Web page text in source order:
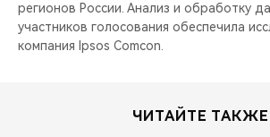
регионов России. Анализ и обработку
участников голосования обеспечила
компания Ipsos Comcon.
ЧИТАЙТЕ ТАКЖЕ